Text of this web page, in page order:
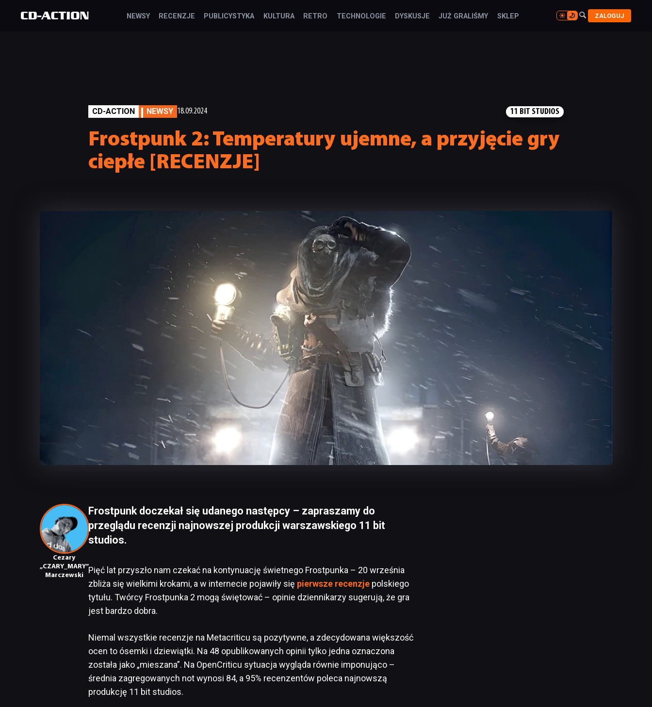
NEWSY RECENZJE PUBLICYSTYKA KULTURA RETRO TECHNOLOGIE DYSKUSJE JUŻ GRALIŚMY SKLEP 
 ZALOGUJ
CD-ACTION NEWSY 18.09.2024 11 BIT STUDIOS
Frostpunk 2: Temperatury ujemne, a przyjęcie gry
ciepłe [RECENZJE]
Cezary
„CZARY_MARY”
Marczewski
Frostpunk doczekał się udanego następcy – zapraszamy do
przeglądu recenzji najnowszej produkcji warszawskiego 11 bit
studios.
Pięć lat przyszło nam czekać na kontynuację świetnego Frostpunka – 20 września
zbliża się wielkimi krokami, a w internecie pojawiły się pierwsze recenzje polskiego
tytułu. Twórcy Frostpunka 2 mogą świętować – opinie dziennikarzy sugerują, że gra
jest bardzo dobra.
Niemal wszystkie recenzje na Metacriticu są pozytywne, a zdecydowana większość
ocen to ósemki i dziewiątki. Na 48 opublikowanych opinii tylko jedna oznaczona
została jako „mieszana”. Na OpenCriticu sytuacja wygląda równie imponująco –
średnia zagregowanych not wynosi 84, a 95% recenzentów poleca najnowszą
produkcję 11 bit studios.